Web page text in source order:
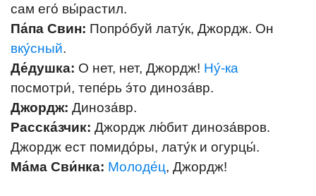
сам его́ вы́растил.
Па́па Свин: Попро́буй лату́к, Джордж. Он
вку́сный.
Де́душка: О нет, нет, Джордж! Ну́-ка
посмотри́, тепе́рь э́то диноза́вр.
Джордж: Диноза́вр.
Расска́зчик: Джордж лю́бит диноза́вров.
Джордж ест помидо́ры, лату́к и огурцы́.
Ма́ма Сви́нка: Молоде́ц, Джордж!